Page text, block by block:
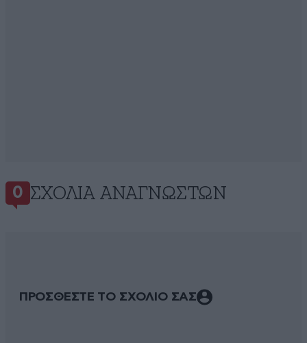
0 ΣΧΌΛΙΑ ΑΝΑΓΝΩΣΤΏΝ
ΠΡΟΣΘΕΣΤΕ ΤΟ ΣΧΟΛΙΟ ΣΑΣ